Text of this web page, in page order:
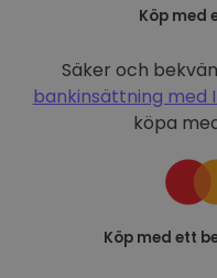
Köp med
Säker och
bankinsättning med
köpa
Köp med ett